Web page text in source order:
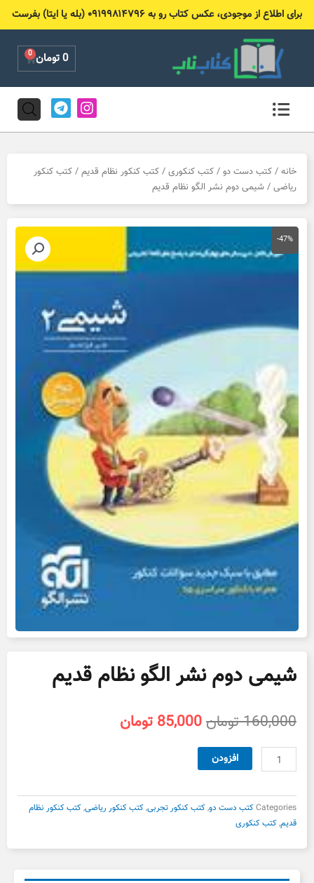
برای اطلاع از موجودی، عکس کتاب رو به ۰۹۱۹۹۸۱۴۷۹۶ (بله یا ایتا) بفرست
0تومان 0
Cart
I
n
s
g
a
T
e
l
r
m
خانه / کتب دست دو / کتب کنکوری / کتب کنکور نظام قدیم / کتب کنکور
ریاضی / شیمی دوم نشر الگو نظام قدیم
-47%
شیمی دوم نشر الگو نظام قدیم
160,000تومانقیمت
بود.
85,000 تومان
شیمی
دوم
الگو
قدیم
عدد
افزودن
Categoriesکتب دست دو,کتب کنکور تجربی,کتب کنکور ریاضی,کتب کنکور نظام
قدیم,کتب کنکوری